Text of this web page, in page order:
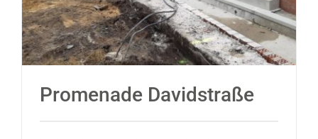
Promenade Davidstraße